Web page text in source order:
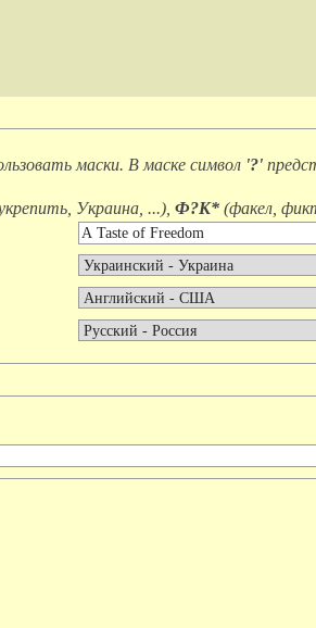
маски. В маске символ '?'
Украина, ...), Ф?К* (факел,